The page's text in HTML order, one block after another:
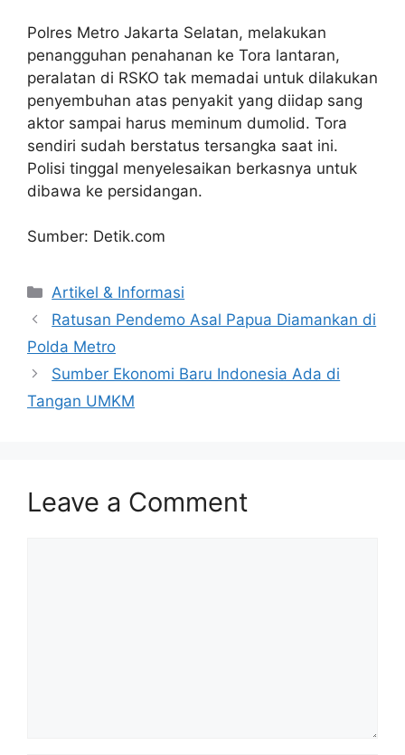
Polres Metro Jakarta Selatan, melakukan
penangguhan penahanan ke Tora lantaran,
peralatan di RSKO tak memadai untuk dilakukan
penyembuhan atas penyakit yang diidap sang
aktor sampai harus meminum dumolid. Tora
sendiri sudah berstatus tersangka saat ini.
Polisi tinggal menyelesaikan berkasnya untuk
dibawa ke persidangan.
Sumber: Detik.com
Artikel & Informasi
Ratusan Pendemo Asal Papua Diamankan di
Polda Metro
Sumber Ekonomi Baru Indonesia Ada di
Tangan UMKM
Leave a Comment